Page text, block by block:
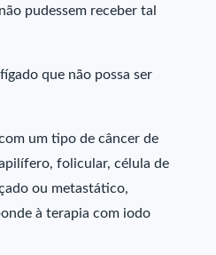
pudessem receber tal
que não possa ser
um tipo de câncer de
folicular, célula de
ou metastático,
à terapia com iodo